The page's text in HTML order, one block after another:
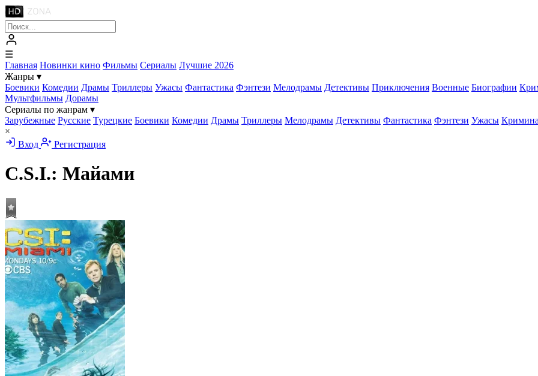
☰
Главная Новинки кино Фильмы Сериалы Лучшие 2026
Жанры ▾
Боевики Комедии Драмы Триллеры Ужасы Фантастика Фэнтези Мелодрамы Детективы Приключения Военные Биографии
Мультфильмы Дорамы
Сериалы по жанрам ▾
Зарубежные Русские Турецкие Боевики Комедии Драмы Триллеры Мелодрамы Детективы Фантастика Фэнтези Ужасы
×
Вход
Регистрация
C.S.I.: Майами